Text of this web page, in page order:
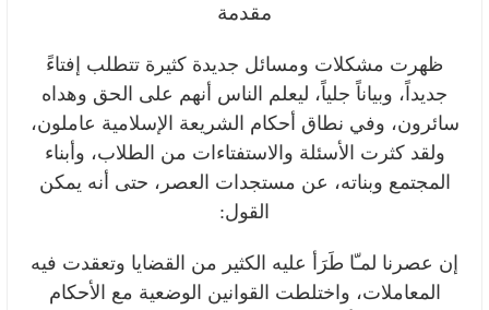
مقدمة
ظهرت مشكلات ومسائل جديدة كثيرة تتطلب إفتاءً
جديداً، وبياناً جلياً، ليعلم الناس أنهم على الحق وهداه
سائرون، وفي نطاق أحكام الشريعة الإسلامية عاملون،
ولقد كثرت الأسئلة والاستفتاءات من الطلاب، وأبناء
المجتمع وبناته، عن مستجدات العصر، حتى أنه يمكن
القول:
إن عصرنا لمـّا طَرَأ عليه الكثير من القضايا وتعقدت فيه
المعاملات، واختلطت القوانين الوضعية مع الأحكام